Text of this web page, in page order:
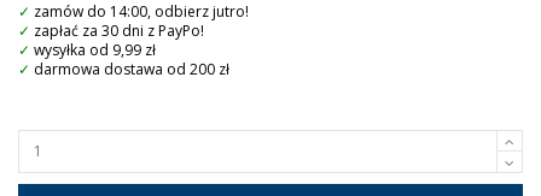
✓ zamów do 14:00, odbierz jutro!
✓ zapłać za 30 dni z PayPo!
✓ wysyłka od 9,99 zł
✓ darmowa dostawa od 200 zł